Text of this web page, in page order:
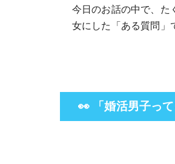
今日のお話の中で、た
女にした「ある質問」
👀 「婚活男子っ